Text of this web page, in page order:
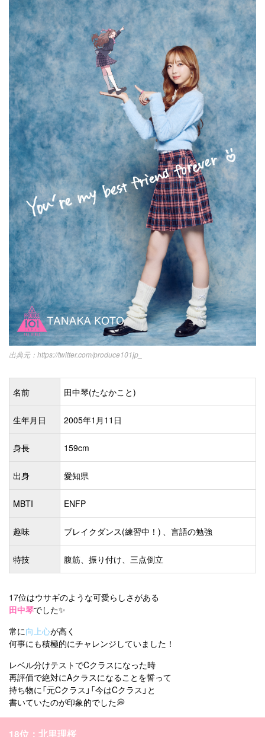
https://twitter.com/produce101jp_
名前 田中琴(たなかこと)
生年月日 2005年1月11日
身長 159cm
出身 愛知県
MBTI ENFP
趣味 ブレイクダンス(練習中！) 、言語の勉強
特技 腹筋、振り付け、三点倒立
17位はウサギのような可愛らしさがある
田中琴でした✨
常に向上心が高く
何事にも積極的にチャレンジしていました！
レベル分けテストでCクラスになった時
再評価で絶対にAクラスになることを誓って
持ち物に「元Cクラス」「今はCクラス」と
書いていたのが印象的でした💭
18位：北里理桜